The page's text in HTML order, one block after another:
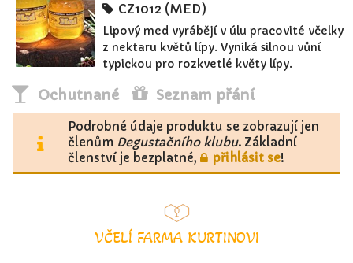
CZ1012 (MED)
Lipový med vyrábějí v úlu pracovité včelky
z nektaru květů lípy. Vyniká silnou vůní
typickou pro rozkvetlé květy lípy.
Ochutnané Seznam přání
Podrobné údaje produktu se zobrazují jen
členům Degustačního klubu. Základní
členství je bezplatné,
přihlásit se!
VČELÍ FARMA KURTINOVI